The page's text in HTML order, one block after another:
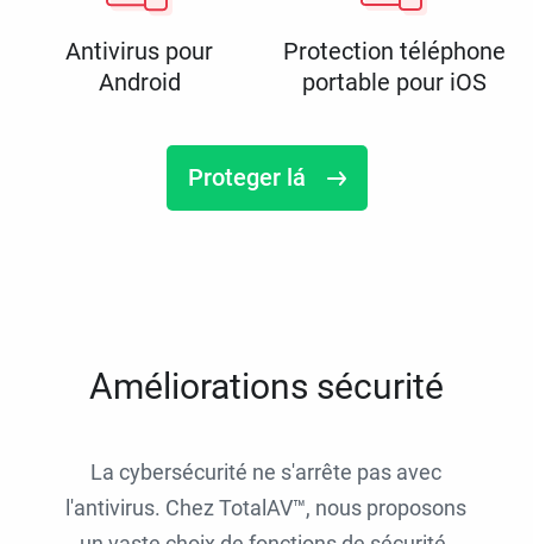
Antivirus pour
Android
Protection téléphone
portable pour iOS
Proteger lá
Améliorations sécurité
La cybersécurité ne s'arrête pas avec
l'antivirus. Chez TotalAV™, nous proposons